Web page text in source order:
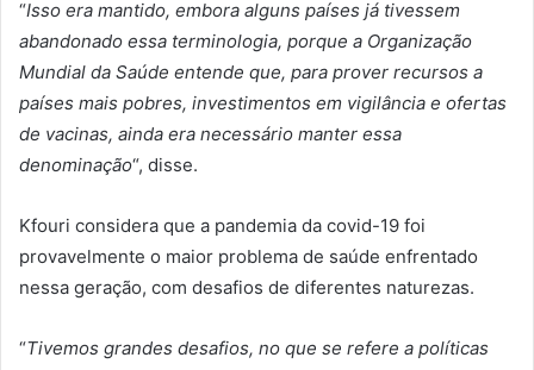
“Isso era mantido, embora alguns países já tivessem
abandonado essa terminologia, porque a Organização
Mundial da Saúde entende que, para prover recursos a
países mais pobres, investimentos em vigilância e ofertas
de vacinas, ainda era necessário manter essa
denominação“, disse.
Kfouri considera que a pandemia da covid-19 foi
provavelmente o maior problema de saúde enfrentado
nessa geração, com desafios de diferentes naturezas.
“Tivemos grandes desafios, no que se refere a políticas